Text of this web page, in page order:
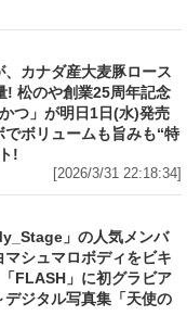
カナダ産大麦豚ロース
! 松のや創業25周年記念
つ」が明日1日(水)発売
でボリュームも旨みも“特
!
[2026/3/31 22:18:34]
」の人気メンバ
シュマロボディをビキ
FLASH」に初グラビア
ジタル写真集「天使の